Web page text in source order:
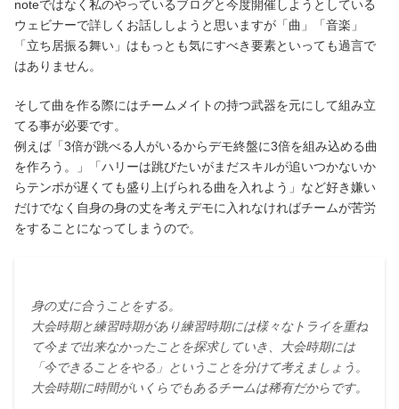
noteではなく私のやっているブログと今度開催しようとしている
ウェビナーで詳しくお話ししようと思いますが「曲」「音楽」
「立ち居振る舞い」はもっとも気にすべき要素といっても過言で
はありません。
そして曲を作る際にはチームメイトの持つ武器を元にして組み立
てる事が必要です。
例えば「3倍が跳べる人がいるからデモ終盤に3倍を組み込める曲
を作ろう。」「ハリーは跳びたいがまだスキルが追いつかないか
らテンポが遅くても盛り上げられる曲を入れよう」など好き嫌い
だけでなく自身の身の丈を考えデモに入れなければチームが苦労
をすることになってしまうので。
身の丈に合うことをする。
大会時期と練習時期があり練習時期には様々なトライを重ね
て今まで出来なかったことを探求していき、大会時期には
「今できることをやる」ということを分けて考えましょう。
大会時期に時間がいくらでもあるチームは稀有だからです。